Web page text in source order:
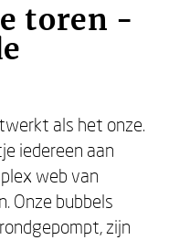
toren -
als het onze.
iedereen aan
web van
Onze bubbels
zijn